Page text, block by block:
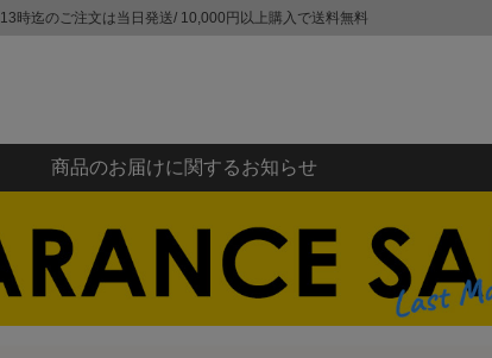
13時迄のご注文は当日発送/ 10,000円以上購入で送料無料
商品のお届けに関するお知らせ